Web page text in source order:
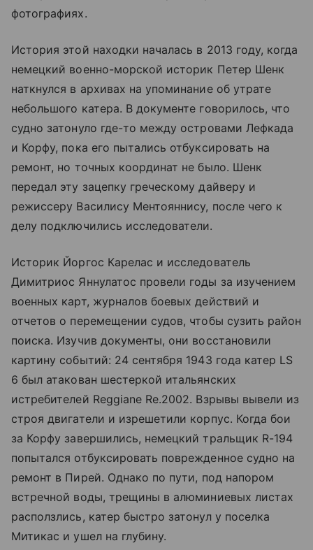
фотографиях.
История этой находки началась в 2013 году, когда
немецкий военно-морской историк Петер Шенк
наткнулся в архивах на упоминание об утрате
небольшого катера. В документе говорилось, что
судно затонуло где-то между островами Лефкада
и Корфу, пока его пытались отбуксировать на
ремонт, но точных координат не было. Шенк
передал эту зацепку греческому дайверу и
режиссеру Василису Ментояннису, после чего к
делу подключились исследователи.
Историк Йоргос Карелас и исследователь
Димитриос Яннулатос провели годы за изучением
военных карт, журналов боевых действий и
отчетов о перемещении судов, чтобы сузить район
поиска. Изучив документы, они восстановили
картину событий: 24 сентября 1943 года катер LS
6 был атакован шестеркой итальянских
истребителей Reggiane Re.2002. Взрывы вывели из
строя двигатели и изрешетили корпус. Когда бои
за Корфу завершились, немецкий тральщик R-194
попытался отбуксировать поврежденное судно на
ремонт в Пирей. Однако по пути, под напором
встречной воды, трещины в алюминиевых листах
расползлись, катер быстро затонул у поселка
Митикас и ушел на глубину.